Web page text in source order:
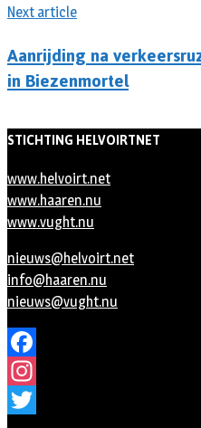
Next article
Aanrijding na
in Biezenmortel
STICHTING HELVOIRTNET
www.helvoirt.net
www.haaren.nu
www.vught.nu
nieuws@helvoirt.net
info@haaren.nu
nieuws@vught.nu
Facebook
Instagram